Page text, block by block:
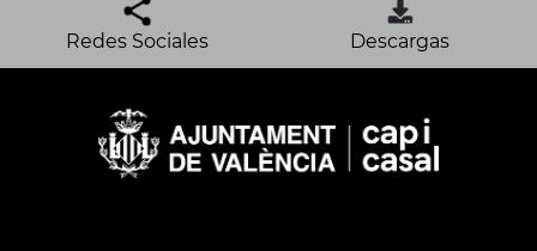
Redes Sociales Descargas